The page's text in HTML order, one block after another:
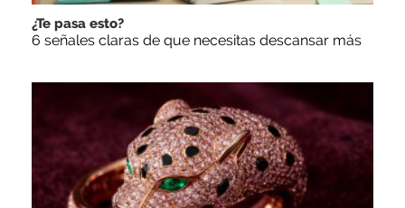
¿Te pasa esto?
6 señales claras de que necesitas descansar más